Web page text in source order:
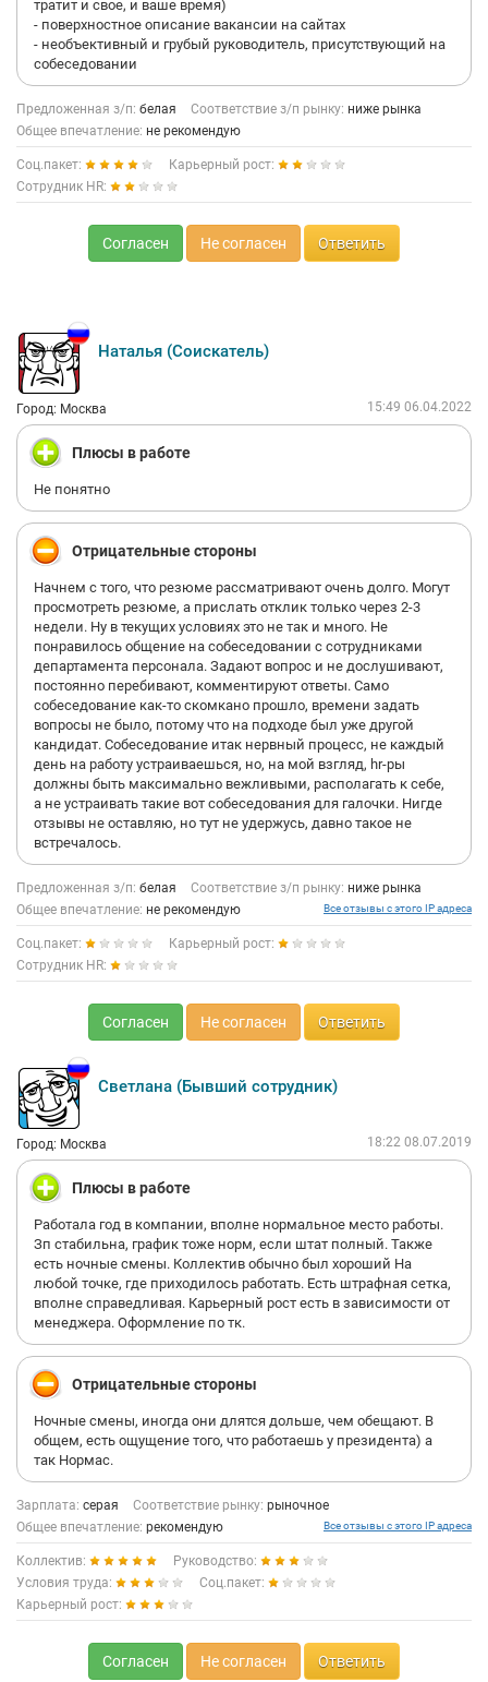
тратит и свое, и ваше время)
- поверхностное описание вакансии на сайтах
- необъективный и грубый руководитель, присутствующий на
собеседовании
Предложенная з/п: белая Соответствие з/п рынку: ниже рынка
Общее впечатление: не рекомендую
Соц.пакет:
Карьерный рост:
Сотрудник HR:
Согласен Не согласен Ответить
Наталья (Соискатель)
Город: Москва 15:49 06.04.2022
Плюсы в работе
Не понятно
Отрицательные стороны
Начнем с того, что резюме рассматривают очень долго. Могут
просмотреть резюме, а прислать отклик только через 2-3
недели. Ну в текущих условиях это не так и много. Не
понравилось общение на собеседовании с сотрудниками
департамента персонала. Задают вопрос и не дослушивают,
постоянно перебивают, комментируют ответы. Само
собеседование как-то скомкано прошло, времени задать
вопросы не было, потому что на подходе был уже другой
кандидат. Собеседование итак нервный процесс, не каждый
день на работу устраиваешься, но, на мой взгляд, hr-ры
должны быть максимально вежливыми, располагать к себе,
а не устраивать такие вот собеседования для галочки. Нигде
отзывы не оставляю, но тут не удержусь, давно такое не
встречалось.
Предложенная з/п: белая Соответствие з/п рынку: ниже рынка
Общее впечатление: не рекомендую Все отзывы с этого IP адреса
Соц.пакет:
Карьерный рост:
Сотрудник HR:
Согласен Не согласен Ответить
Светлана (Бывший сотрудник)
Город: Москва 18:22 08.07.2019
Плюсы в работе
Работала год в компании, вполне нормальное место работы.
Зп стабильна, график тоже норм, если штат полный. Также
есть ночные смены. Коллектив обычно был хороший На
любой точке, где приходилось работать. Есть штрафная сетка,
вполне справедливая. Карьерный рост есть в зависимости от
менеджера. Оформление по тк.
Отрицательные стороны
Ночные смены, иногда они длятся дольше, чем обещают. В
общем, есть ощущение того, что работаешь у президента) а
так Нормас.
Зарплата: серая Соответствие рынку: рыночное
Общее впечатление: рекомендую Все отзывы с этого IP адреса
Коллектив:
Руководство:
Условия труда:
Соц.пакет:
Карьерный рост:
Согласен Не согласен Ответить